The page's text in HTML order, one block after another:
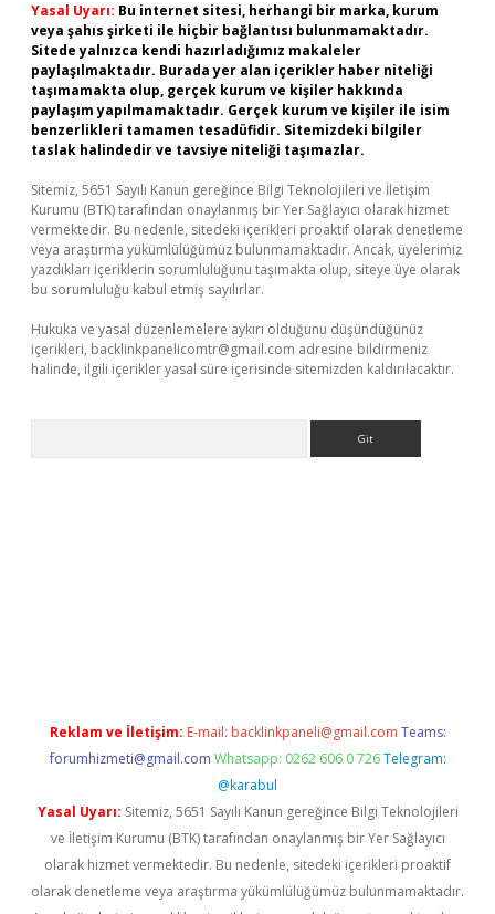
Yasal Uyarı: Bu internet sitesi, herhangi bir marka, kurum
veya şahıs şirketi ile hiçbir bağlantısı bulunmamaktadır.
Sitede yalnızca kendi hazırladığımız makaleler
paylaşılmaktadır. Burada yer alan içerikler haber niteliği
taşımamakta olup, gerçek kurum ve kişiler hakkında
paylaşım yapılmamaktadır. Gerçek kurum ve kişiler ile isim
benzerlikleri tamamen tesadüfidir. Sitemizdeki bilgiler
taslak halindedir ve tavsiye niteliği taşımazlar.
Sitemiz, 5651 Sayılı Kanun gereğince Bilgi Teknolojileri ve İletişim
Kurumu (BTK) tarafından onaylanmış bir Yer Sağlayıcı olarak hizmet
vermektedir. Bu nedenle, sitedeki içerikleri proaktif olarak denetleme
veya araştırma yükümlülüğümüz bulunmamaktadır. Ancak, üyelerimiz
yazdıkları içeriklerin sorumluluğunu taşımakta olup, siteye üye olarak
bu sorumluluğu kabul etmiş sayılırlar.
Hukuka ve yasal düzenlemelere aykırı olduğunu düşündüğünüz
içerikleri, backlinkpanelicomtr@gmail.com adresine bildirmeniz
halinde, ilgili içerikler yasal süre içerisinde sitemizden kaldırılacaktır.
Reklam ve İletişim: E-mail: backlinkpaneli@gmail.com Teams:
forumhizmeti@gmail.com Whatsapp: 0262 606 0 726 Telegram:
@karabul
Yasal Uyarı: Sitemiz, 5651 Sayılı Kanun gereğince Bilgi Teknolojileri
ve İletişim Kurumu (BTK) tarafından onaylanmış bir Yer Sağlayıcı
olarak hizmet vermektedir. Bu nedenle, sitedeki içerikleri proaktif
olarak denetleme veya araştırma yükümlülüğümüz bulunmamaktadır.